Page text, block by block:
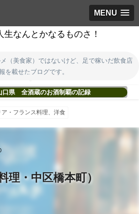
MENU
生なんとかなるものさ！
（美食家）ではないけど、足で稼いだ飲食店
を載せたブログです。
口県 全酒蔵のお酒制覇の記録
ア・フランス料理、洋食
理・中区橋本町）